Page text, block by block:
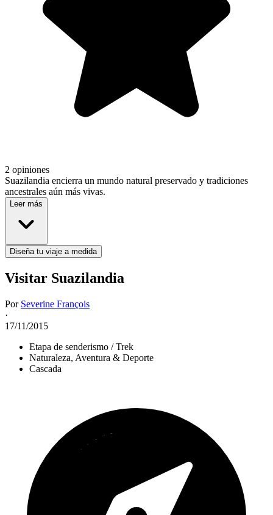
2 opiniones
Suazilandia encierra un mundo natural preservado y tradiciones
ancestrales aún más vivas.
Leer más
Diseña tu viaje a medida
Visitar Suazilandia
Por Severine François
·
17/11/2015
Etapa de senderismo / Trek
Naturaleza, Aventura & Deporte
Cascada